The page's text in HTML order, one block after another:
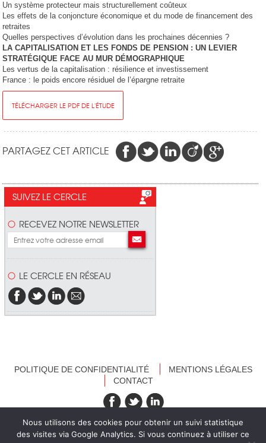
Un système protecteur mais structurellement coûteux
Les effets de la conjoncture économique et du mode de financement des
retraites
Quelles perspectives d’évolution dans les prochaines décennies ?
LA CAPITALISATION ET LES FONDS DE PENSION : UN LEVIER
STRATÉGIQUE FACE AU MUR DÉMOGRAPHIQUE
Les vertus de la capitalisation : résilience et investissement
France : le poids encore résiduel de l’épargne retraite
TÉLÉCHARGER LE PDF DE L'ÉTUDE
PARTAGEZ CET ARTICLE
SUIVEZ LE CERCLE
RECEVEZ NOTRE NEWSLETTER
LE CERCLE EN RÉSEAU
POLITIQUE DE CONFIDENTIALITÉ
MENTIONS LÉGALES
CONTACT
recevez nos newsletters
Nous utilisons des cookies pour obtenir un suivi statistique
des visites via Google Analytics. Si vous continuez à utiliser ce